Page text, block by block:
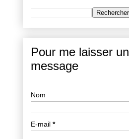
Pour me laisser un
message
Nom
E-mail *